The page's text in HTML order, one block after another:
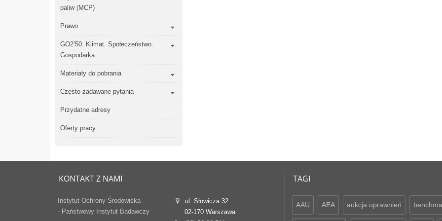
paliw (MCP)
Prawo
GO2’50. Klimat. Społeczeństwo.
Gospodarka.
Materiały do pobrania
Często zadawane pytania
Przydatne adresy
Oferty pracy
KONTAKT Z NAMI
Instytut Ochrony Środowiska
- Państwowy Instytut Badawczy
ul. Słowicza 32
02-170 Warszawa
TAGI
AAU AEA aukcja uprawnień